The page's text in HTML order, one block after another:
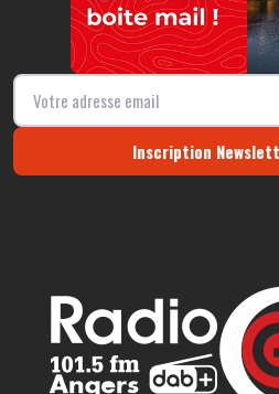
Inscription